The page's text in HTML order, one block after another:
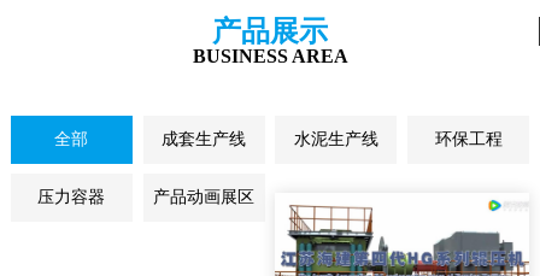
产品展示
BUSINESS AREA
全部 成套生产线 水泥生产线 环保工程
压力容器 产品动画展区